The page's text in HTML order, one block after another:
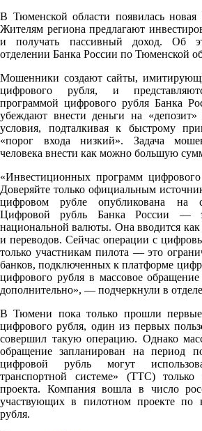
В Тюменской области появилась новая
Жителям региона предлагают
и получать пассивный доход. Об
отделении Банка России по Тюменской
Мошенники создают сайты,
цифрового рубля, и
программой цифрового рубля Банка
убеждают внести деньги на
условия, подталкивая к быстрому
«порог входа низкий». Задача
человека внести как можно большую
«Инвестиционных программ
Доверяйте только официальным
цифровом рубле опубликована на
Цифровой рубль Банка России —
национальной валюты. Она вводится как
и переводов. Сейчас операции с
только участникам пилота — это
банков, подключенных к платформе
цифрового рубля в массовое
дополнительно», — подчеркнули в
В Тюмени пока только прошли первые
цифрового рубля, один из первых
совершил такую операцию. Однако
обращение запланирован на период
цифровой рубль могут
транспортной системе» (ТТС) только
проекта. Компания вошла в число
участвующих в пилотном проекте по
рубля.